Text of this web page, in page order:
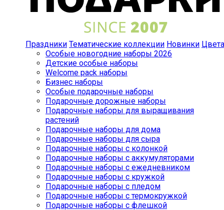
Праздники Тематические коллекции Новинки Цвета
Особые новогодние наборы 2026
Детские особые наборы
Welcome pack наборы
Бизнес наборы
Особые подарочные наборы
Подарочные дорожные наборы
Подарочные наборы для выращивания
растений
Подарочные наборы для дома
Подарочные наборы для сыра
Подарочные наборы с колонкой
Подарочные наборы с аккумуляторами
Подарочные наборы с ежедневником
Подарочные наборы с кружкой
Подарочные наборы с пледом
Подарочные наборы с термокружкой
Подарочные наборы с флешкой